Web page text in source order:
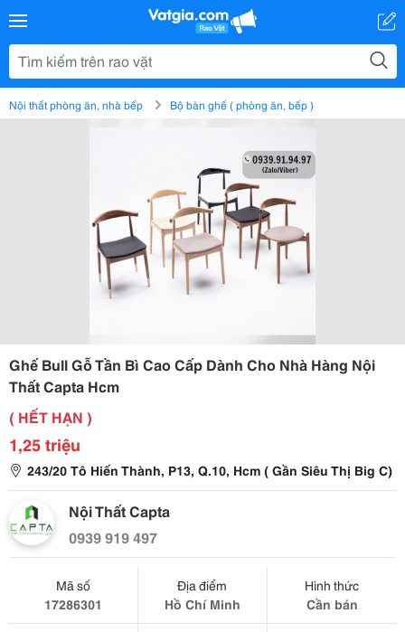
Nội thất phòng ăn, nhà bếp Bộ bàn ghế ( phòng ăn, bếp )
Ghế Bull Gỗ Tần Bì Cao Cấp Dành Cho Nhà Hàng Nội
Thất Capta Hcm
( HẾT HẠN )
1,25 triệu
243/20 Tô Hiến Thành, P13, Q.10, Hcm ( Gần Siêu Thị Big C)
Nội Thất Capta
0939 919 497
Mã số
17286301
Địa điểm
Hồ Chí Minh
Hình thức
Cần bán